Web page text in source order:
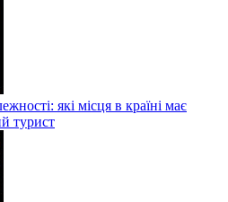
які місця в країні має
турист